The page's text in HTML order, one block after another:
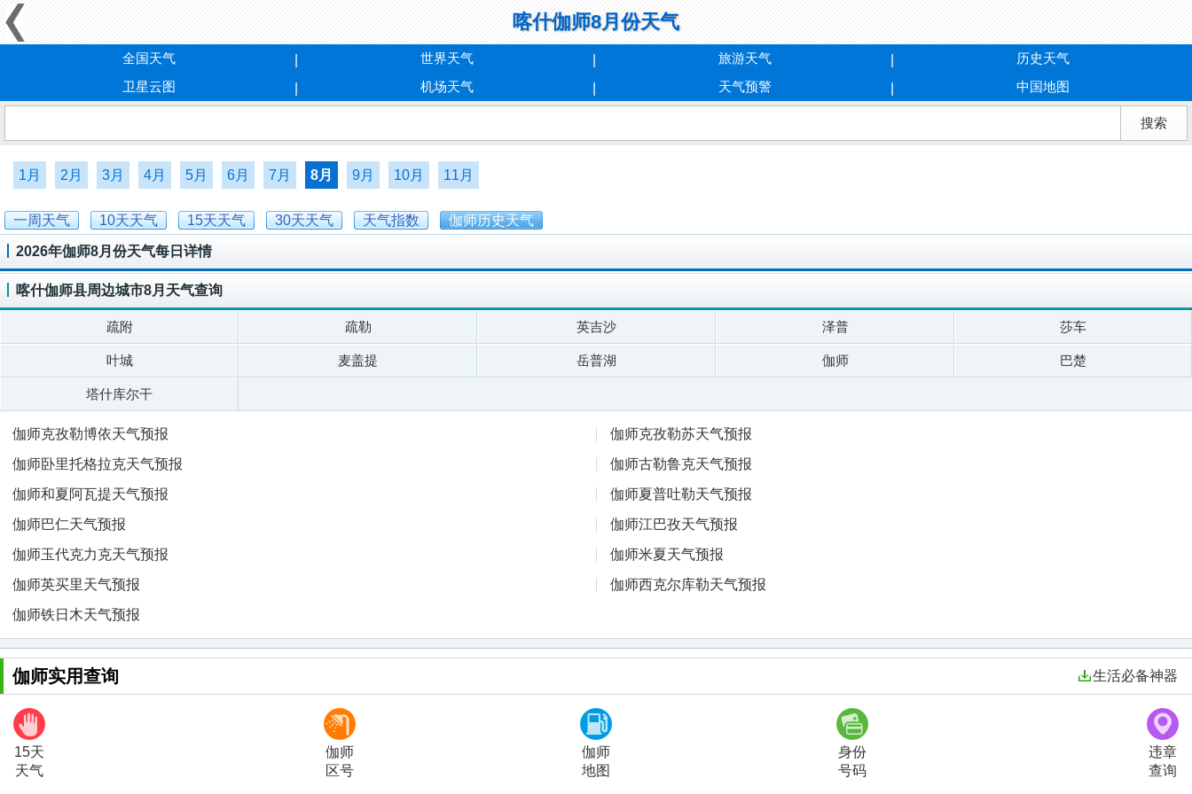
喀什伽师8月份天气
全国天气 世界天气 旅游天气
历史天气
卫星云图
机场天气 天气预警 中国地图
1月 2月 3月 4月 5月 6月 7月 8月 9月 10月 11月
一周天气 10天天气 15天天气 30天天气 天气指数 伽师历史天气
2026年伽师8月份天气每日详情
喀什伽师县周边城市8月天气查询
疏附 疏勒 英吉沙 泽普 莎车
叶城 麦盖提 岳普湖 伽师 巴楚
塔什库尔干
伽师克孜勒博依天气预报
伽师克孜勒苏天气预报
伽师卧里托格拉克天气预报
伽师古勒鲁克天气预报
伽师和夏阿瓦提天气预报
伽师夏普吐勒天气预报
伽师巴仁天气预报
伽师江巴孜天气预报
伽师玉代克力克天气预报
伽师米夏天气预报
伽师英买里天气预报
伽师西克尔库勒天气预报
伽师铁日木天气预报
伽师实用查询 生活必备神器
15天
天气
伽师
区号
伽师
地图
身份
号码
违章
查询